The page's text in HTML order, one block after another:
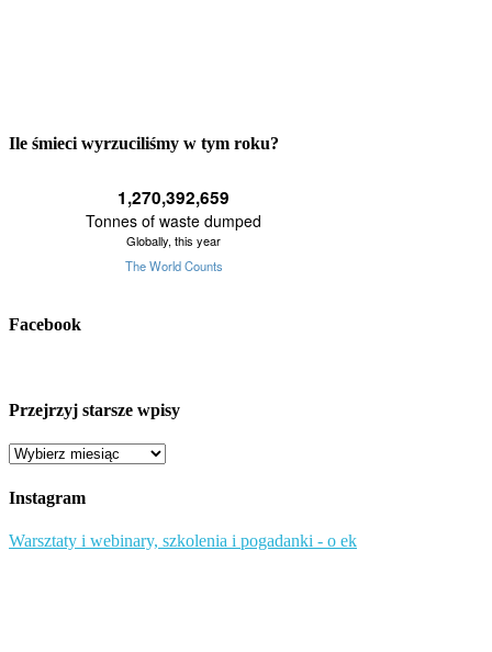
Ile śmieci wyrzuciliśmy w tym roku?
Facebook
Przejrzyj starsze wpisy
Przejrzyj
wpisy
Instagram
Warsztaty i webinary, szkolenia i pogadanki - o ek